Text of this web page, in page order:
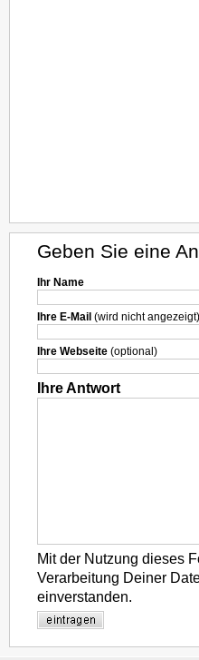
Geben Sie eine
Ihr Name
Ihre E-Mail (wird nicht angezeigt)
Ihre Webseite (optional)
Ihre Antwort
Mit der Nutzung dieses
Verarbeitung Deiner
einverstanden.